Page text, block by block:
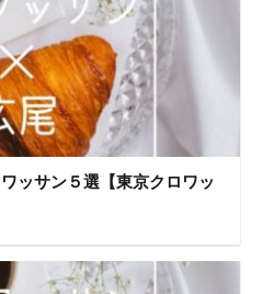
ッサン５選【東京クロワッ